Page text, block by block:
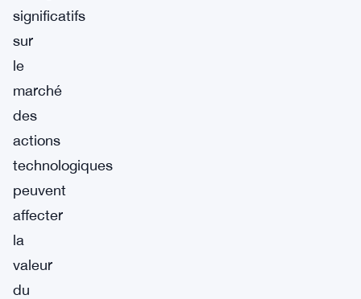
significatifs
sur
le
marché
des
actions
technologiques
peuvent
affecter
la
valeur
du